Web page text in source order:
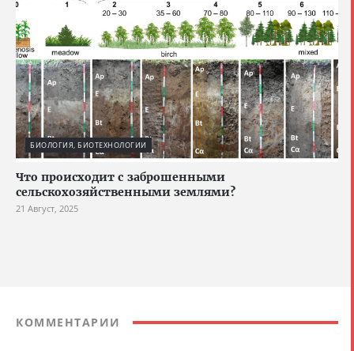
БИОЛОГИЯ, БИОТЕХНОЛОГИИ
Что происходит с заброшенными
сельскохозяйственными землями?
21 Август, 2025
КОММЕНТАРИИ